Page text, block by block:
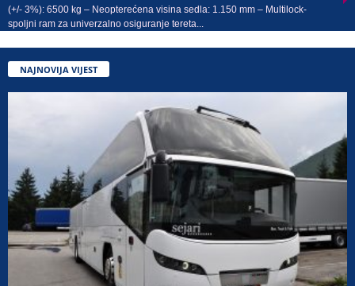
(+/- 3%): 6500 kg – Neopterećena visina sedla: 1.150 mm – Multilock-
spoljni ram za univerzalno osiguranje tereta...
NAJNOVIJA VIJEST